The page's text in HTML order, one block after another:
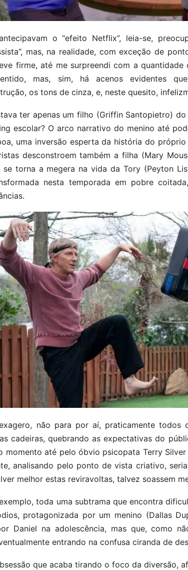
o “efeito Netflix”, leia-se,
mas, na realidade, com exceção de
firme, até me surpreendi com a
mas, sim, há acenos evidentes
os tons de cinza, e, neste quesito,
ter apenas um filho (Griffin Santopietro)
escolar? O arco narrativo do menino até
uma inversão esperta da história do
desconstroem também a filha (Mary
se torna a megera na vida da Tory (Peyton
nesta temporada em pobre
não para por aí, praticamente todos
cadeiras, quebrando as expectativas do
momento até pelo óbvio psicopata Terry
analisando pelo ponto de vista criativo,
melhor estas reviravoltas, talvez soassem
toda uma subtrama que encontra
protagonizada por um menino (Dallas
Daniel na adolescência, mas que, como
entrando na confusa ciranda de
que acaba tirando o foco da diversão,